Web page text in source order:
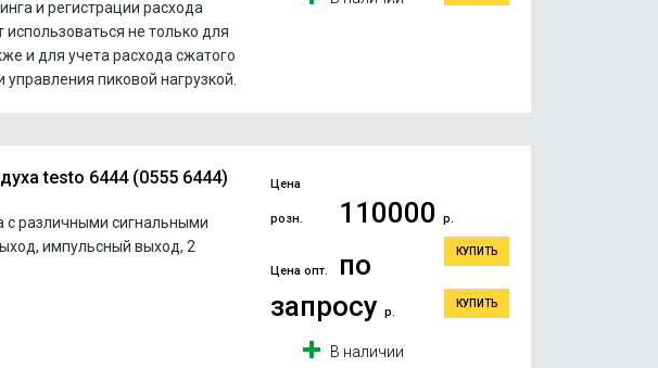
и регистрации расхода
не только для
и для учета расхода сжатого
пиковой нагрузкой.
testo 6444 (0555 6444)
с различными сигнальными
импульсный выход, 2
Цена
розн. 110000 р.
КУПИТЬ
Цена опт.
по
запросу р.
КУПИТЬ
В наличии